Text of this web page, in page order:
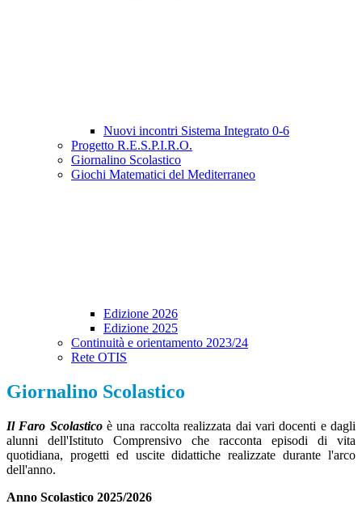
Nuovi incontri Sistema Integrato 0-6
Progetto R.E.S.P.I.R.O.
Giornalino Scolastico
Giochi Matematici del Mediterraneo
Edizione 2026
Edizione 2025
Continuità e orientamento 2023/24
Rete OTIS
Giornalino Scolastico
Il Faro Scolasticoè una raccolta realizzata dai vari docenti e dagli
alunni dell'Istituto Comprensivo che racconta episodi di vita
quotidiana, progetti ed uscite didattiche realizzate durante l'arco
dell'anno.
Anno Scolastico 2025/2026